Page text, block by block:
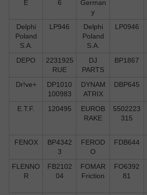
E 6
German
y
Delphi
Poland
S.А.
LP946
Delphi
Poland
S.А.
LP0946
DEPO
2231925
RUE
DJ
PARTS
BP1867
Dr!ve+
DP1010
100983
DYNAM
ATRIX
DBP645
E.T.F. 120495
EUROB
RAKE
5502223
315
FENOX
BP4342
3
FEROD
O
FDB644
FLENNO
R
FB2102
04
FOMAR
Friction
FO6392
81